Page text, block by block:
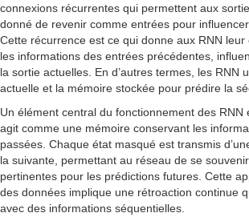
connexions récurrentes qui permettent aux
donné de revenir comme entrées pour
Cette récurrence est ce qui donne aux RNN
les informations des entrées précédentes,
la sortie actuelles. En d’autres termes, les RNN
actuelle et la mémoire stockée pour prédire la
Un élément central du fonctionnement des RNN
agit comme une mémoire conservant les
passées. Chaque état masqué est transmis
la suivante, permettant au réseau de se
pertinentes pour les prédictions futures. Cette
des données implique une rétroaction continue
avec des informations séquentielles.